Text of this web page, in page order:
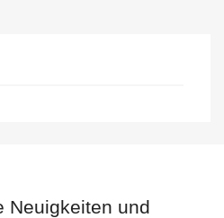
Neuigkeiten und